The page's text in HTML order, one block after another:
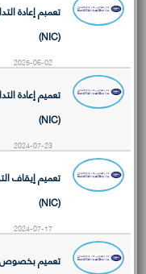
تعمبم إعادة
(NIC)
2025-06-02
تعميم إعادة
(NIC)
2024-07-23
تعميم إيقاف
(NIC)
2024-07-17
تعميم بخصوص